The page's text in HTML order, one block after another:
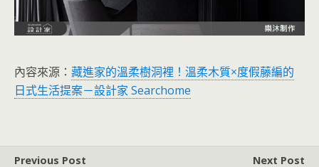
內容來源： 藏進家的溫柔樹洞裡！溫柔木質×度假藤編的
日式生活提案－設計家 Searchome
Previous Post Next Post